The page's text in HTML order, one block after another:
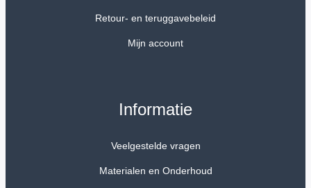
Retour- en teruggavebeleid
Mijn account
Informatie
Veelgestelde vragen
Materialen en Onderhoud